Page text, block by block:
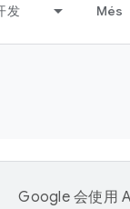
发 Més
Google 会使用